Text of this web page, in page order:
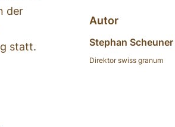
der
statt.
Autor
Stephan Scheuner
Direktor swiss granum